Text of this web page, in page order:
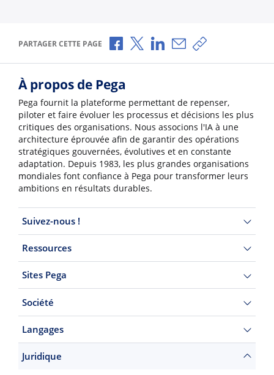
PARTAGER CETTE PAGE Partager via Facebook
Partager via X
Partager via LinkedIn
Partager par e-mail
Copier le lien
À propos de Pega
Pega fournit la plateforme permettant de repenser,
piloter et faire évoluer les processus et décisions les plus
critiques des organisations. Nous associons l'IA à une
architecture éprouvée afin de garantir des opérations
stratégiques gouvernées, évolutives et en constante
adaptation. Depuis 1983, les plus grandes organisations
mondiales font confiance à Pega pour transformer leurs
ambitions en résultats durables.
Suivez-nous !
Ressources
Sites Pega
Société
Langages
Juridique